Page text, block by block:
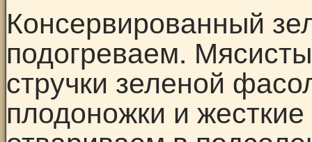
Консервированный
подогреваем.
стручки зеленой
плодоножки и